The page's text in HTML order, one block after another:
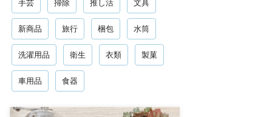
手芸 掃除 推し活 文具
新商品 旅行 梱包 水筒
洗濯用品 衛生 衣類 製菓
車用品 食器